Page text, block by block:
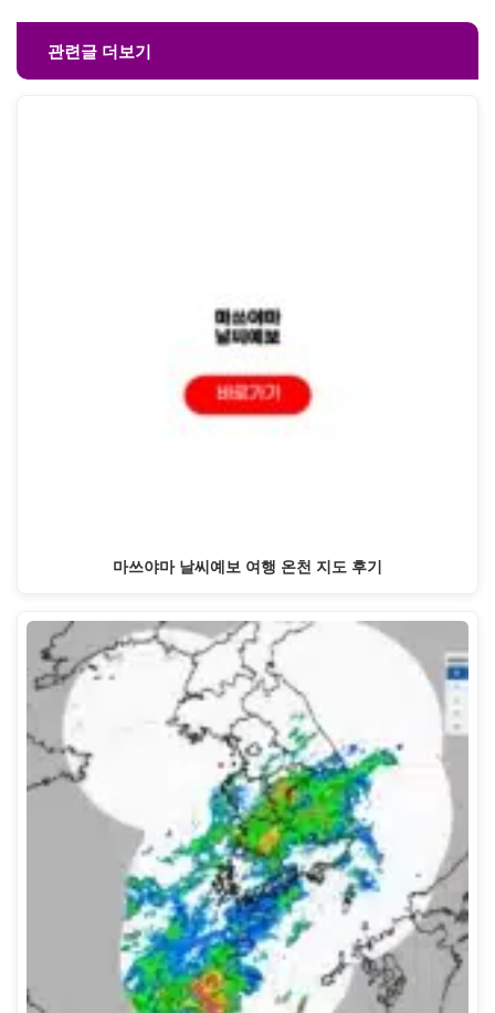
관련글 더보기
마쓰야마 날씨예보 여행 온천 지도 후기